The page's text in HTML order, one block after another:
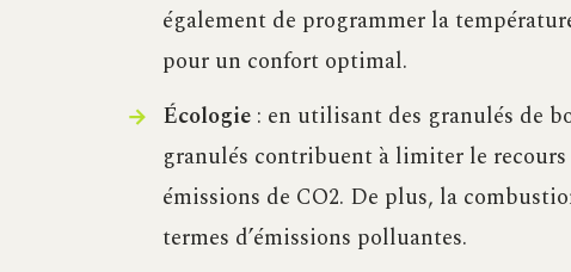
également de programmer la
pour un confort optimal.
Écologie: en utilisant des granulés de
granulés contribuent à limiter le
émissions de CO2. De plus, la
termes d’émissions polluantes.